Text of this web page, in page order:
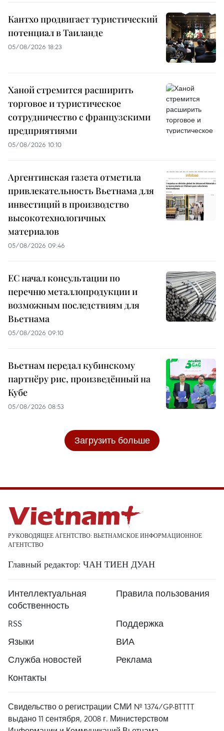
Кантхо продвигает туристический
потенциал в Таиланде
05/08/2026 18:23
Ханой стремится расширить
торговое и туристическое
сотрудничество с французскими
предприятиями
05/08/2026 10:10
Аргентинская газета отметила
привлекательность Вьетнама для
инвестиций в производство
высокотехнологичных
материалов
05/08/2026 09:46
ЕС начал консультации по
перечню металлопродукции и
возможным последствиям для
Вьетнама
05/08/2026 09:10
Вьетнам передал кубинскому
партнёру рис, произведённый на
Кубе
05/08/2026 08:53
Загрузить больше
РУКОВОДЯЩЕЕ АГЕНТСТВО: ВЬЕТНАМСКОЕ ИНФОРМАЦИОННОЕ
АГЕНТСТВО
Главный редактор: ЧАН ТИЕН ДУАН
Интеллектуальная
собственность
Правила пользования
RSS
Поддержка
Языки
ВИА
Служба новостей
Реклама
Контакты
Свидельство о регистрации СМИ № 1374/GP-BTTTT
выдано 11 сентября, 2008 г. Министерством